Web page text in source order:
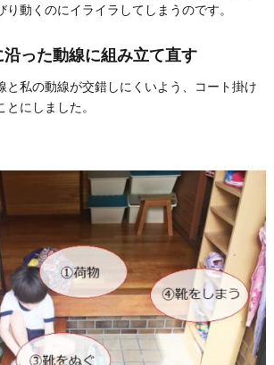
り動くのにイライラしてしまうのです。
った動線に組み立て直す
と私の動線が交錯しにくいよう、コート掛け
にしました。